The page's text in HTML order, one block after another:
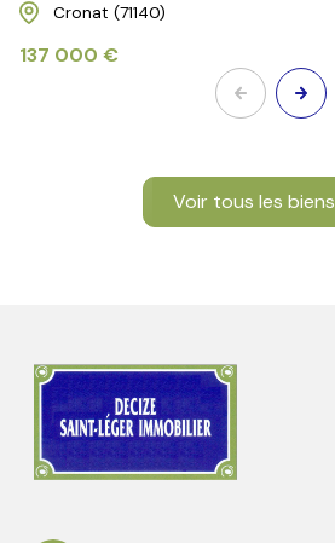
Cronat (71140)
137 000 €
Voir tous les biens